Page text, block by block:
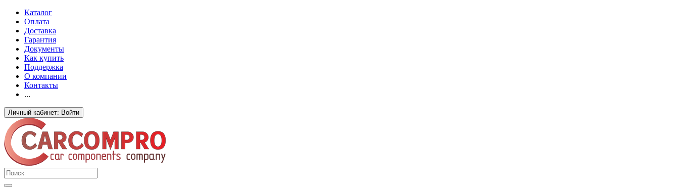
Каталог
Оплата
Доставка
Гарантия
Документы
Как купить
Поддержка
О компании
Контакты
...
Личный кабинет: Войти